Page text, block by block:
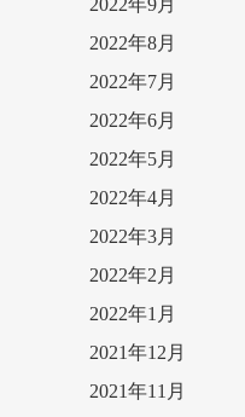
2022年8月
2022年7月
2022年6月
2022年5月
2022年4月
2022年3月
2022年2月
2022年1月
2021年12月
2021年11月